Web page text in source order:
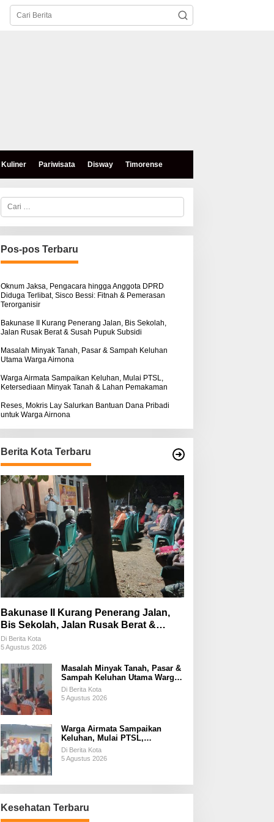
Kuliner Pariwisata Disway Timorense
C
r
i
u
n
u
:
Pos-pos Terbaru
Oknum Jaksa, Pengacara hingga Anggota DPRD
Diduga Terlibat, Sisco Bessi: Fitnah & Pemerasan
Terorganisir
Bakunase II Kurang Penerang Jalan, Bis Sekolah,
Jalan Rusak Berat & Susah Pupuk Subsidi
Masalah Minyak Tanah, Pasar & Sampah Keluhan
Utama Warga Airnona
Warga Airmata Sampaikan Keluhan, Mulai PTSL,
Ketersediaan Minyak Tanah & Lahan Pemakaman
Reses, Mokris Lay Salurkan Bantuan Dana Pribadi
untuk Warga Airnona
Berita Kota Terbaru
Bakunase II Kurang Penerang Jalan,
Bis Sekolah, Jalan Rusak Berat &
Susah Pupuk Subsidi
Di Berita Kota
5 Agustus 2026
Masalah Minyak Tanah, Pasar &
Sampah Keluhan Utama Warga
Airnona
Di Berita Kota
5 Agustus 2026
Warga Airmata Sampaikan
Keluhan, Mulai PTSL,
Ketersediaan Minyak Tanah &
Lahan Pemakaman
Di Berita Kota
5 Agustus 2026
Kesehatan Terbaru